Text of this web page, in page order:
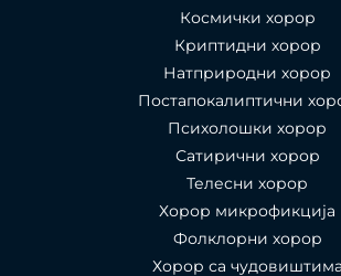
Космички хорор
Криптидни хорор
Натприродни хорор
Постапокалиптични
Психолошки хорор
Сатирични хорор
Телесни хорор
Хорор микрофикција
Фолклорни хорор
Хорор са чудовиштима